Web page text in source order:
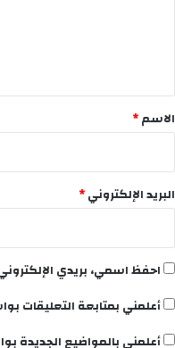
*
الاسم*
البريد الإلكتروني*
احفظ اسمي، بريدي
أعلمني بمتابعة التعليقات
أعلمني بالمواضيع الجديدة